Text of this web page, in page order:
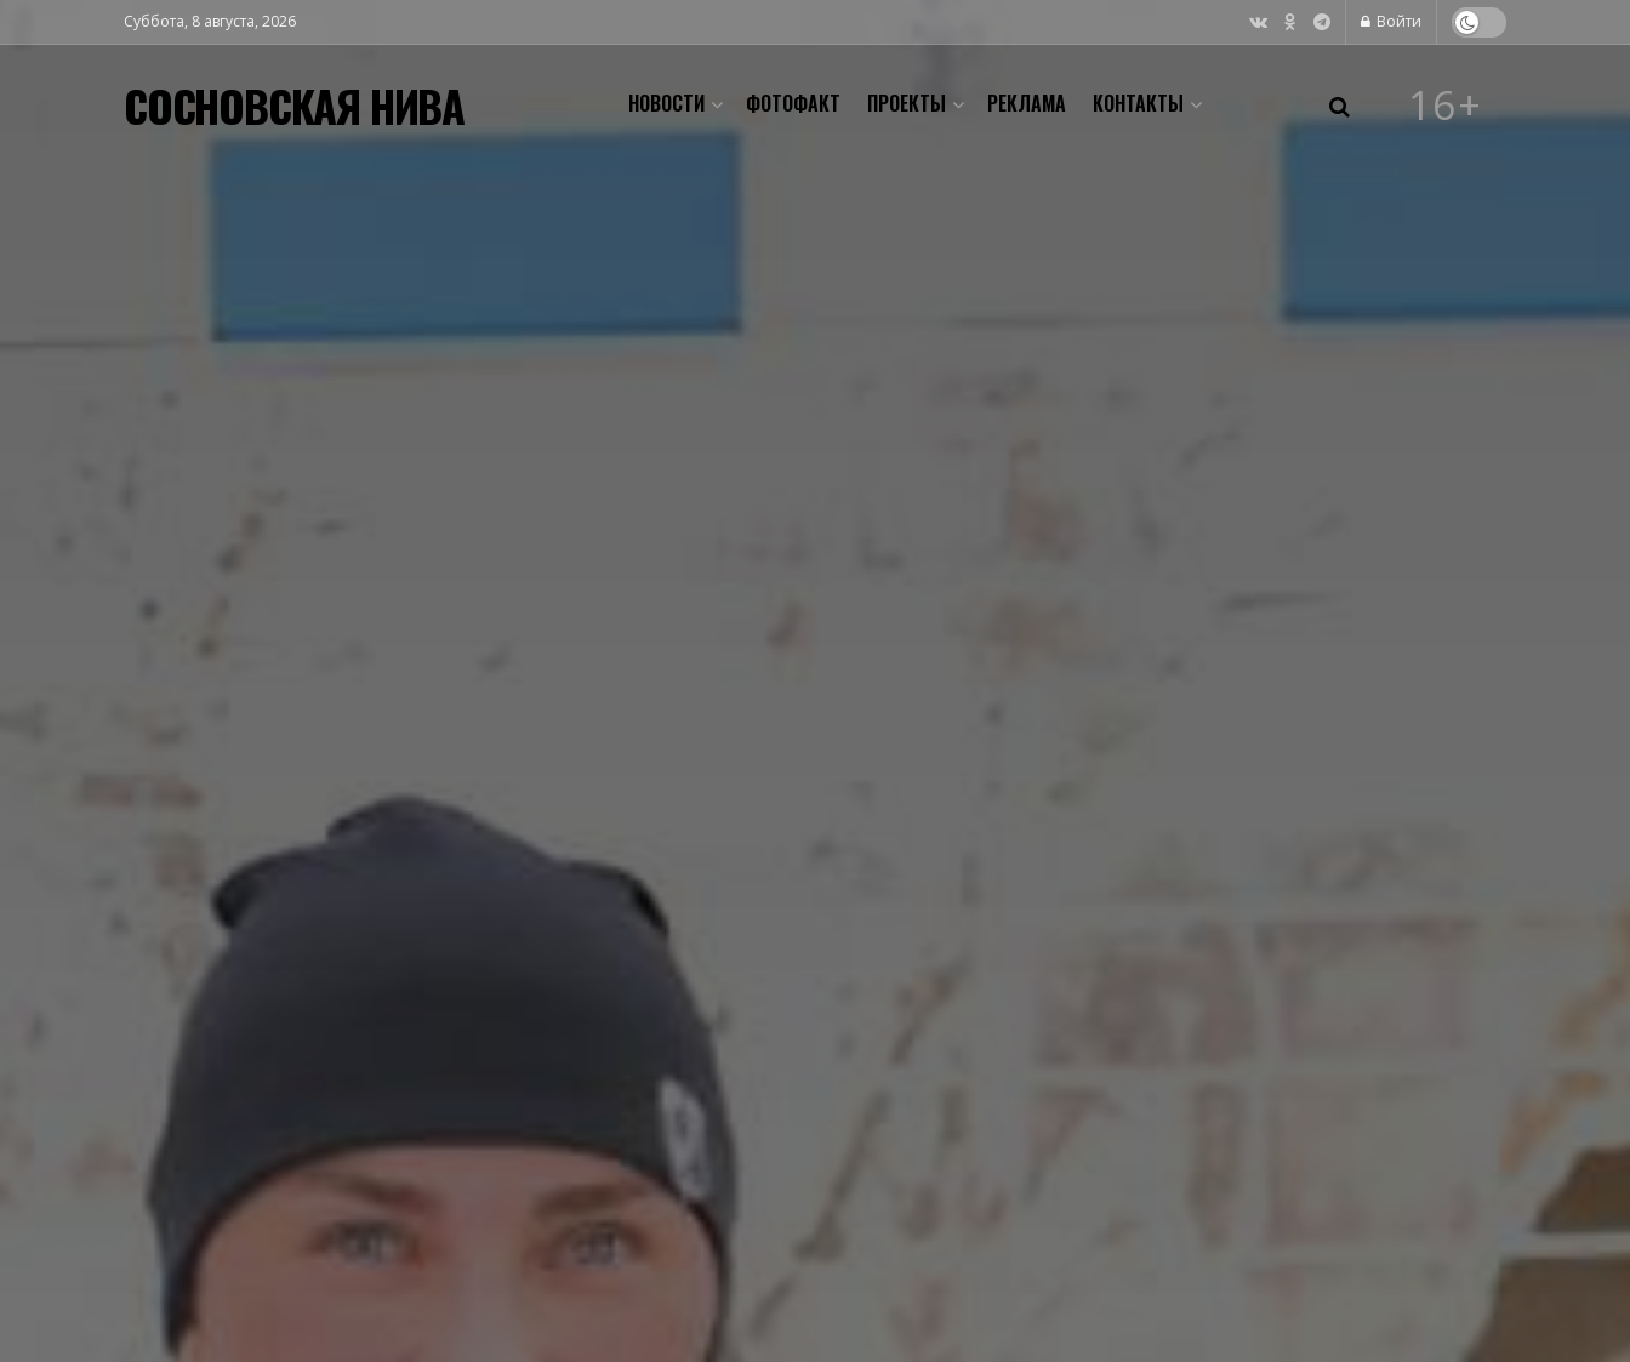
Суббота, 8 августа, 2026 Войти
СОСНОВСКАЯ НИВА НОВОСТИ ФОТОФАКТ ПРОЕКТЫ РЕКЛАМА КОНТАКТЫ 16+